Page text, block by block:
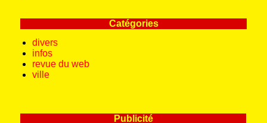
Catégories
divers
infos
revue du web
ville